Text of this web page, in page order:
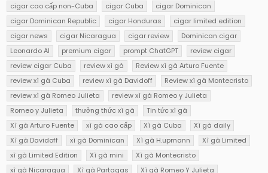
cigar cao cấp non-Cuba
cigar Cuba
cigar Dominican
cigar Dominican Republic
cigar Honduras
cigar limited edition
cigar news
cigar Nicaragua cigar review
Dominican cigar
Leonardo AI
premium cigar prompt ChatGPT
review cigar
review cigar Cuba
review xì gà
Review xì gà Arturo Fuente
review xì gà Cuba
review xì gà Davidoff
Review xì gà Montecristo
review xì gà Romeo Julieta
review xì gà Romeo y Julieta
Romeo y Julieta
thưởng thức xì gà
Tin tức xì gà
Xì gà Arturo Fuente
xì gà cao cấp Xì gà Cuba
Xì gà daily
Xì gà Davidoff
xì gà Dominican Xì gà H.upmann
Xì gà Limited
xì gà Limited Edition
Xì gà mini
Xì gà Montecristo
xì gà Nicaragua
Xì gà Partagas Xì gà Romeo Y Julieta